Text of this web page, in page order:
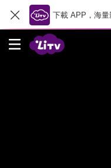
下載 APP，海